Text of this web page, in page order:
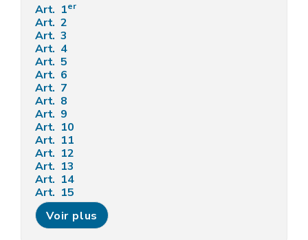
Art. 1er
Art. 2
Art. 3
Art. 4
Art. 5
Art. 6
Art. 7
Art. 8
Art. 9
Art. 10
Art. 11
Art. 12
Art. 13
Art. 14
Art. 15
Art. 16
Art. 17
Art. 18
Voir plus